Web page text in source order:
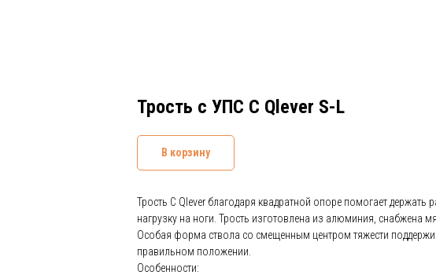
Трость с УПС C Qlever S-L
В корзину
Трость C Qlever благодаря квадратной опоре помогает держать
нагрузку на ноги. Трость изготовлена из алюминия, снабжена
Особая форма ствола со смещенным центром тяжести
правильном положении.
Особенности: